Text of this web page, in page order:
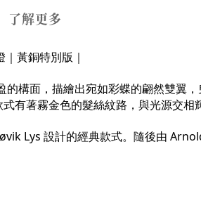
了解更多
黃銅特別版｜
構面，描繪出宛如彩蝶的翩然雙翼
有著霧金色的髮絲紋路，與光源交相
Lys 設計的經典款式。隨後由